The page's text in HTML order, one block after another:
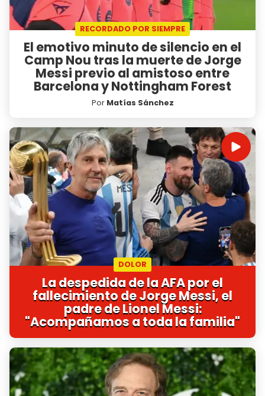
RECORDADO POR SIEMPRE
El emotivo minuto de silencio en el
Camp Nou tras la muerte de Jorge
Messi previo al amistoso entre
Barcelona y Nottingham Forest
Por Matías Sánchez
DOLOR
La despedida de la AFA por el
fallecimiento de Jorge Messi, el
padre de Lionel Messi:
"Acompañamos a toda la familia"